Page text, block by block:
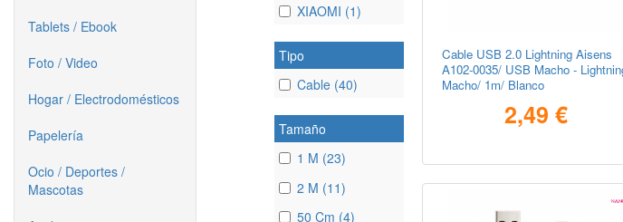
Tablets / Ebook
Foto / Video
Hogar / Electrodomésticos
Papelería
Ocio / Deportes /
Mascotas
XIAOMI (1)
Tipo
Cable (40)
Tamaño
1 M (23)
2 M (11)
50 Cm (4)
Cable USB 2.0 Lightning Aisens
A102-0035/ USB Macho -
Macho/ 1m/ Blanco
2,49 €